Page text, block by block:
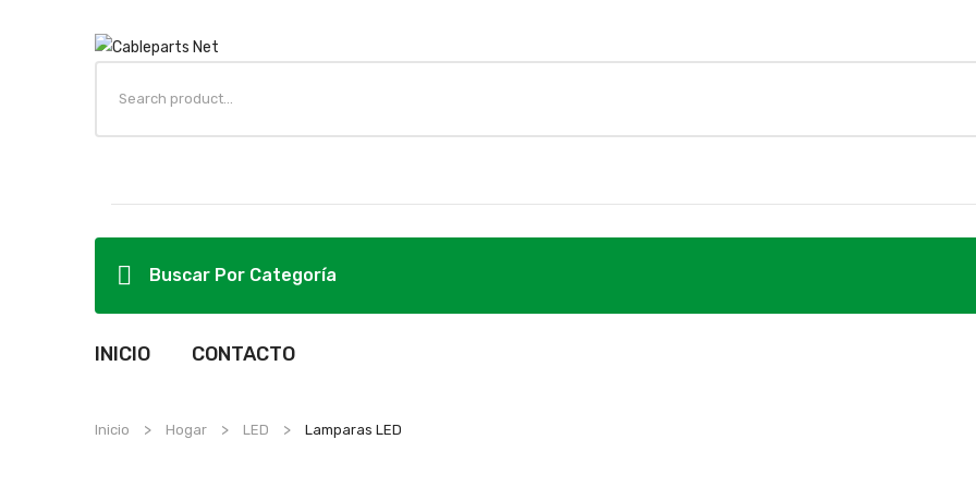
Buscar Por Categoría
INICIO CONTACTO
Inicio Hogar LED Lamparas LED